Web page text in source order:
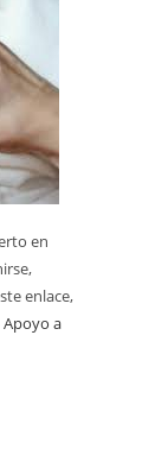
en
enlace,
Apoyo a